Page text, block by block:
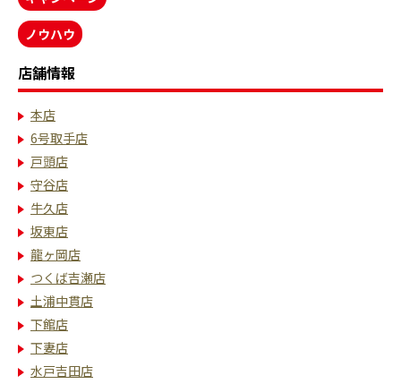
ノウハウ
店舗情報
本店
6号取手店
戸頭店
守谷店
牛久店
坂東店
龍ヶ岡店
つくば吉瀬店
土浦中貫店
下館店
下妻店
水戸吉田店